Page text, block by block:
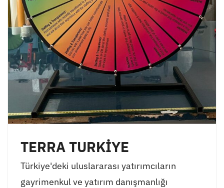
TERRA TURKİYE
Türkiye'deki uluslararası yatırımcıların
gayrimenkul ve yatırım danışmanlığı